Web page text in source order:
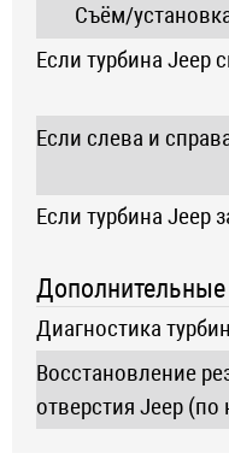
Съём/
Если турбина Jeep
Если слева и
Если турбина Jeep
Дополнительные
Диагностика
Восстановление
отверстия Jeep